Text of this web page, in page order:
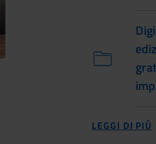
LEGGI DI PIÙ